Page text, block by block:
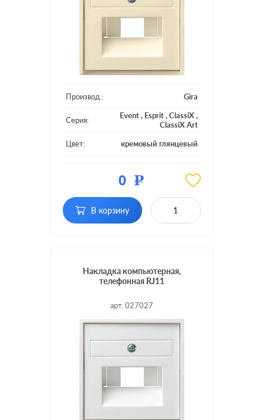
Производ.: Gira
Серия: Event, Esprit,ClassiX,
ClassiX Art
Цвет:
кремовый глянцевый
разъема:
RJ11, RJ12, RJ45 Cat.3
(ISDN), RJ45 Cat.6a (STP)
0 Р
В корзину
Накладка компьютерная,
телефонная RJ11
арт. 027027